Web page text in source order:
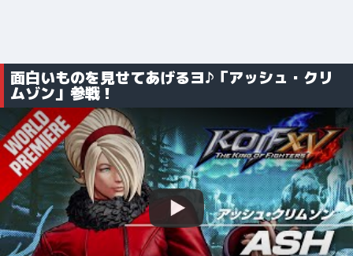
面白いものを見せてあげるヨ♪「アッシュ・クリ
ムゾン」参戦！